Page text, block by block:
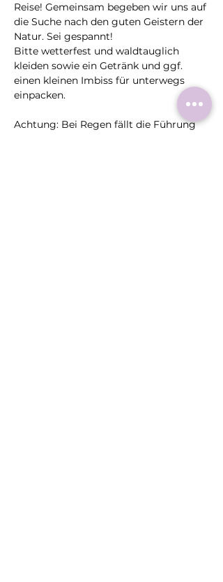
Reise! Gemeinsam begeben wir uns auf
die Suche nach den guten Geistern der
Natur. Sei gespannt!
Bitte wetterfest und waldtauglich
kleiden sowie ein Getränk und ggf.
einen kleinen Imbiss für unterwegs
einpacken.
Achtung: Bei Regen fällt die Führung